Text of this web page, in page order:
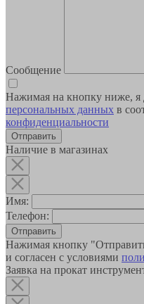
Сообщение
Нажимая на кнопку ниже, я
персональных данных в
конфиденциальности
Наличие в магазинах
Имя:
Телефон:
Отправить
Нажимая кнопку
и согласен с условиями
Заявка на прокат